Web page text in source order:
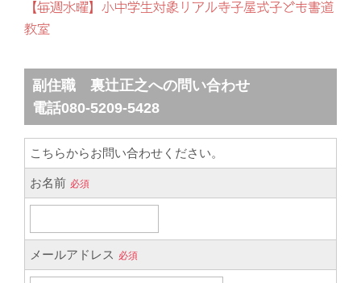
【毎週水曜】小中学生対象リアル寺子屋式子ども書道
教室